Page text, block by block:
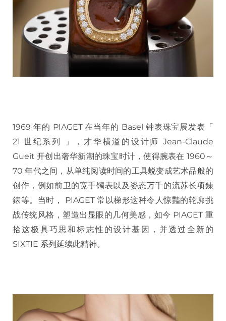
1969 年的 PIAGET 在当年的 Basel 钟表珠宝展发表「
21 世纪系列 」，才华横溢的设计师 Jean-Claude
Gueit 开创出奢华新潮的珠宝时计，使得腕表在 1960～
70 年代之间，从单纯阅读时间的工具蜕变成艺术品般的
创作，例如前卫的宽手镯表以及姿态万千的流苏长项鍊
錶等。当时， PIAGET 常以梯形这种令人惊豔的轮廓挑
战传统风格，塑造出显眼的几何美感，如今 PIAGET 重
拾这极具巧思和标志性的设计基因，并透过全新的
SIXTIE 系列延续此精神。